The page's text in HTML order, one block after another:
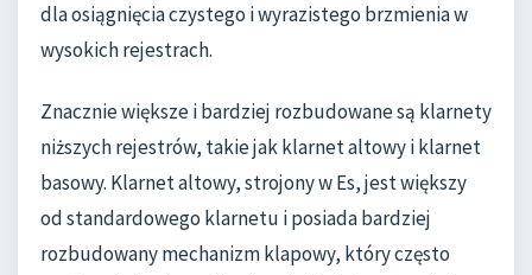
dla osiągnięcia czystego i wyrazistego brzmienia w
wysokich rejestrach.
Znacznie większe i bardziej rozbudowane są klarnety
niższych rejestrów, takie jak klarnet altowy i klarnet
basowy. Klarnet altowy, strojony w Es, jest większy
od standardowego klarnetu i posiada bardziej
rozbudowany mechanizm klapowy, który często